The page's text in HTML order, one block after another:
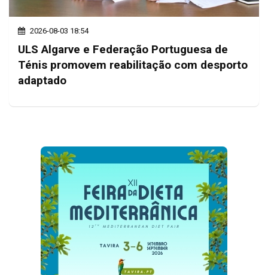
2026-08-03 18:54
ULS Algarve e Federação Portuguesa de
Ténis promovem reabilitação com desporto
adaptado